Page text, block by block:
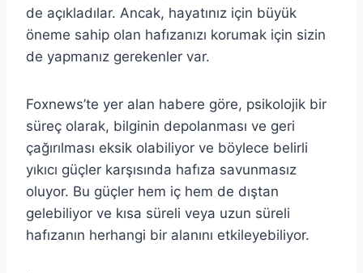
de açıkladılar. Ancak, hayatınız için büyük
öneme sahip olan hafızanızı korumak için sizin
de yapmanız gerekenler var.
Foxnews’te yer alan habere göre, psikolojik bir
süreç olarak, bilginin depolanması ve geri
çağırılması eksik olabiliyor ve böylece belirli
yıkıcı güçler karşısında hafıza savunmasız
oluyor. Bu güçler hem iç hem de dıştan
gelebiliyor ve kısa süreli veya uzun süreli
hafızanın herhangi bir alanını etkileyebiliyor.